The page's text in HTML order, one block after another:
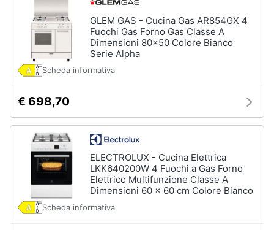
GLEM GAS - Cucina Gas AR854GX 4
Fuochi Gas Forno Gas Classe A
Dimensioni 80x50 Colore Bianco
Serie Alpha
Scheda informativa
€ 698,70
ELECTROLUX - Cucina Elettrica
LKK640200W 4 Fuochi a Gas Forno
Elettrico Multifunzione Classe A
Dimensioni 60 x 60 cm Colore Bianco
Scheda informativa